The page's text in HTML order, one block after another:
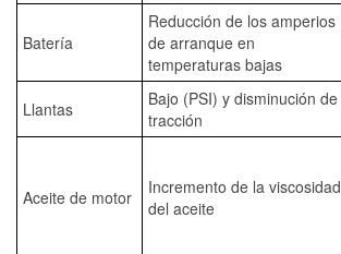
Batería
Reducción de los amperios
de arranque en
temperaturas bajas
Llantas
Bajo (PSI) y disminución de
tracción
Aceite de motor
Incremento de la viscosidad
del aceite